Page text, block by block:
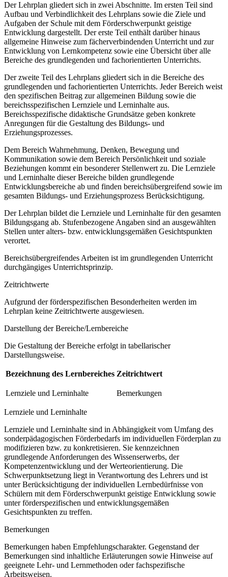
Der Lehrplan gliedert sich in zwei Abschnitte. Im ersten Teil sind
Aufbau und Verbindlichkeit des Lehrplans sowie die Ziele und
Aufgaben der Schule mit dem Förderschwerpunkt geistige
Entwicklung dargestellt. Der erste Teil enthält darüber hinaus
allgemeine Hinweise zum fächerverbindenden Unterricht und zur
Entwicklung von Lernkompetenz sowie eine Übersicht über alle
Bereiche des grundlegenden und fachorientierten Unterrichts.
Der zweite Teil des Lehrplans gliedert sich in die Bereiche des
grundlegenden und fachorientierten Unterrichts. Jeder Bereich weist
den spezifischen Beitrag zur allgemeinen Bildung sowie die
bereichsspezifischen Lernziele und Lerninhalte aus.
Bereichsspezifische didaktische Grundsätze geben konkrete
Anregungen für die Gestaltung des Bildungs- und
Erziehungsprozesses.
Dem Bereich Wahrnehmung, Denken, Bewegung und
Kommunikation sowie dem Bereich Persönlichkeit und soziale
Beziehungen kommt ein besonderer Stellenwert zu. Die Lernziele
und Lerninhalte dieser Bereiche bilden grundlegende
Entwicklungsbereiche ab und finden bereichsübergreifend sowie im
gesamten Bildungs- und Erziehungsprozess Berücksichtigung.
Der Lehrplan bildet die Lernziele und Lerninhalte für den gesamten
Bildungsgang ab. Stufenbezogene Angaben sind an ausgewählten
Stellen unter alters- bzw. entwicklungsgemäßen Gesichtspunkten
verortet.
Bereichsübergreifendes Arbeiten ist im grundlegenden Unterricht
durchgängiges Unterrichtsprinzip.
Zeitrichtwerte
Aufgrund der förderspezifischen Besonderheiten werden im
Lehrplan keine Zeitrichtwerte ausgewiesen.
Darstellung der Bereiche/Lernbereiche
Die Gestaltung der Bereiche erfolgt in tabellarischer
Darstellungsweise.
Bezeichnung des Lernbereiches Zeitrichtwert
Lernziele und Lerninhalte Bemerkungen
Lernziele und Lerninhalte
Lernziele und Lerninhalte sind in Abhängigkeit vom Umfang des
sonderpädagogischen Förderbedarfs im individuellen Förderplan zu
modifizieren bzw. zu konkretisieren. Sie kennzeichnen
grundlegende Anforderungen des Wissenserwerbs, der
Kompetenzentwicklung und der Werteorientierung. Die
Schwerpunktsetzung liegt in Verantwortung des Lehrers und ist
unter Berücksichtigung der individuellen Lernbedürfnisse von
Schülern mit dem Förderschwerpunkt geistige Entwicklung sowie
unter förderspezifischen und entwicklungsgemäßen
Gesichtspunkten zu treffen.
Bemerkungen
Bemerkungen haben Empfehlungscharakter. Gegenstand der
Bemerkungen sind inhaltliche Erläuterungen sowie Hinweise auf
geeignete Lehr- und Lernmethoden oder fachspezifische
Arbeitsweisen.